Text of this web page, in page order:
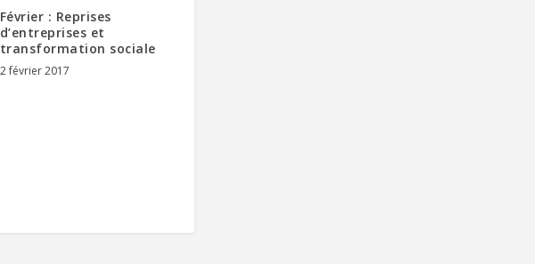
Février : Reprises
d’entreprises et
transformation sociale
2 février 2017